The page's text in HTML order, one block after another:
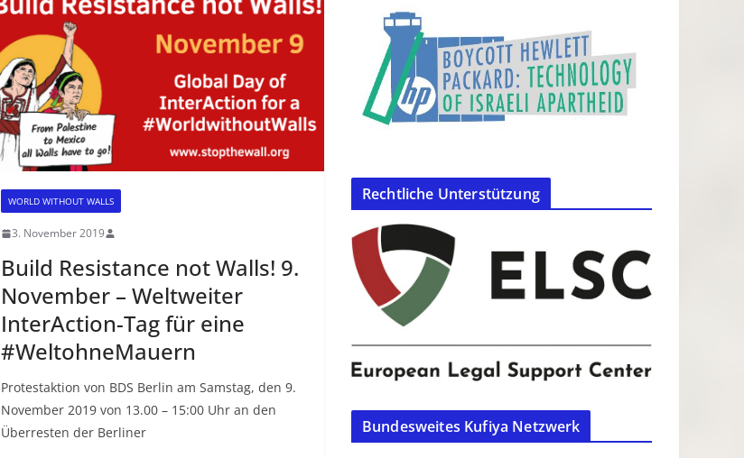
WORLD WITHOUT WALLS
3. November 2019
Build Resistance not Walls! 9.
November – Weltweiter
InterAction-Tag für eine
#WeltohneMauern
Protestaktion von BDS Berlin am Samstag, den 9.
November 2019 von 13.00 – 15:00 Uhr an den
Überresten der Berliner
Rechtliche Unterstützung
Bundesweites Kufiya Netzwerk